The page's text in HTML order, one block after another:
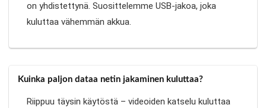
on yhdistettynä. Suosittelemme USB-jakoa, joka
kuluttaa vähemmän akkua.
Kuinka paljon dataa netin jakaminen kuluttaa?
Riippuu täysin käytöstä – videoiden katselu kuluttaa